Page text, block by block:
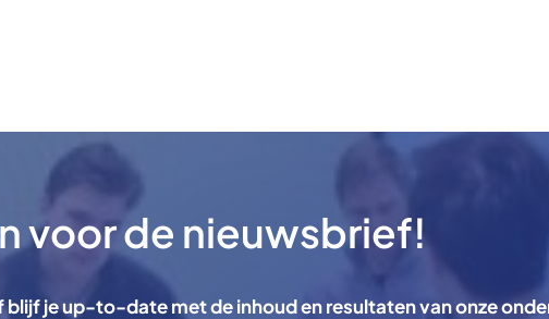
voor de nieuwsbrief!
blijf je up-to-date met de inhoud en resultaten van onze